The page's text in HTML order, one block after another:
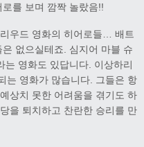
를 보며 깜짝 놀랐음!!
우드 영화의 히어로들… 배트
없으실테죠. 심지어 마블 슈
는 영화도 있답니다. 이상하리
는 영화가 많습니다. 그들은 항
상치 못한 어려움을 겪기도 하
을 퇴치하고 찬란한 승리를 만